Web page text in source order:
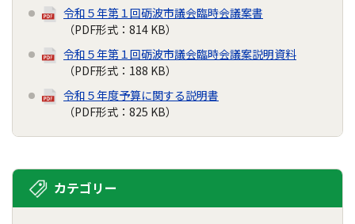
令和５年第１回砺波市議会臨時会議案書
（PDF形式：814 KB）
令和５年第１回砺波市議会臨時会議案説明資料
（PDF形式：188 KB）
令和５年度予算に関する説明書
（PDF形式：825 KB）
カテゴリー